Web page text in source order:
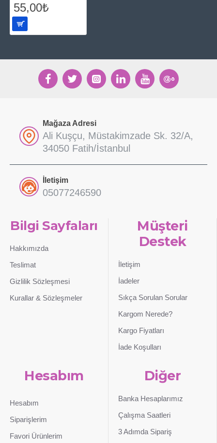
55,00₺
Mağaza Adresi
Ali Kuşçu, Müstakimzade Sk. 32/A,
34050 Fatih/İstanbul
İletişim
05077246590
Bilgi Sayfaları
Hakkımızda
Teslimat
Gizlilik Sözleşmesi
Kurallar & Sözleşmeler
Müşteri
Destek
İletişim
İadeler
Sıkça Sorulan Sorular
Kargom Nerede?
Kargo Fiyatları
İade Koşulları
Hesabım
Hesabım
Siparişlerim
Favori Ürünlerim
Diğer
Banka Hesaplarımız
Çalışma Saatleri
3 Adımda Sipariş